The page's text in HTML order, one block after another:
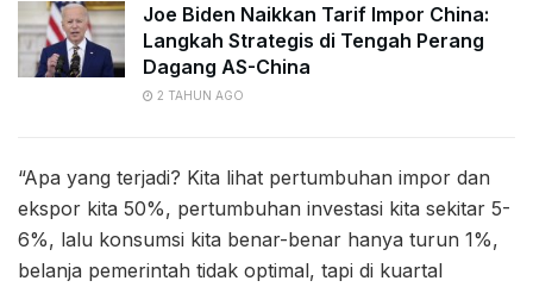
Joe Biden Naikkan Tarif Impor China:
Langkah Strategis di Tengah Perang
Dagang AS-China
2 TAHUN AGO
“Apa yang terjadi? Kita lihat pertumbuhan impor dan
ekspor kita 50%, pertumbuhan investasi kita sekitar 5-
6%, lalu konsumsi kita benar-benar hanya turun 1%,
belanja pemerintah tidak optimal, tapi di kuartal